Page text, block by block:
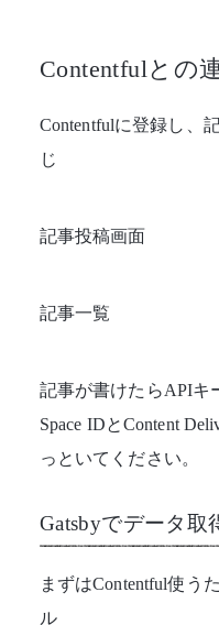
Contentfulとの
Contentfulに登録し、
じ
記事投稿画面
記事一覧
記事が書けたらAPIキ
Space IDとContent
っといてください。
Gatsbyでデータ取
まずはContentful使う
ル